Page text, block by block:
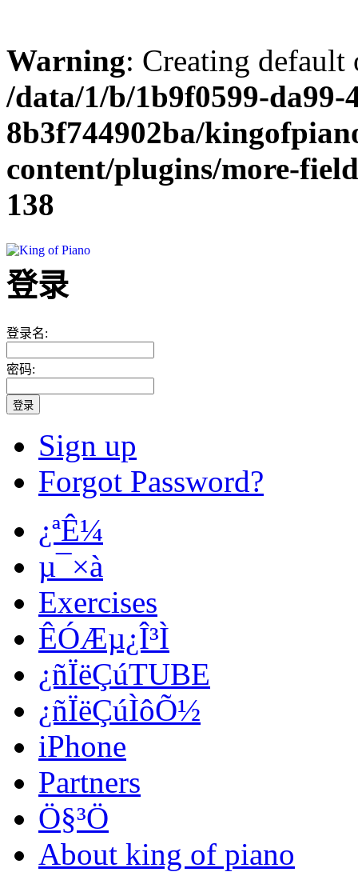
Warning: Creating
/data/1/b/1b9f0599-da99-
8b3f744902ba/
content/plugins/more-
138
登录
登录名:
密码:
登录
Sign up
Forgot Password?
¿ªÊ¼
µ¯×à
Exercises
ÊÓÆµ¿Î³Ì
¿ñÏëÇúTUBE
¿ñÏëÇúÌôÕ½
iPhone
Partners
Ö§³Ö
About king of piano